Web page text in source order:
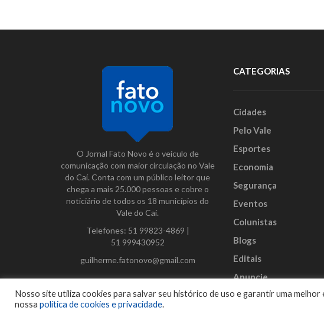
O Jornal Fato Novo é o veículo de
comunicação com maior circulação no Vale
do Caí. Conta com um público leitor que
chega a mais 25.000 pessoas e cobre o
noticiário de todos os 18 municípios do
Vale do Caí.
Telefones: 51 99823-4869 |
51 999430952
guilherme.fatonovo@gmail.com
Facebook
Instagram
Twitter
CATEGORIAS
Cidades
Pelo Vale
Esportes
Economia
Segurança
Eventos
Colunistas
Blogs
Editais
Anuncie
Nosso site utiliza cookies para salvar seu histórico de uso e garantir uma
nossa política de cookies e privacidade.